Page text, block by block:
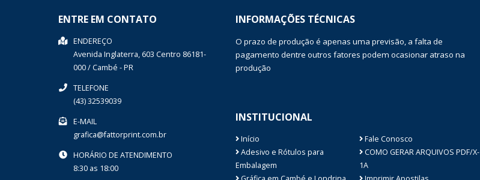
ENTRE EM CONTATO
ENDEREÇO
Avenida Inglaterra, 603 Centro 86181-
000/Cambé - PR
TELEFONE
(43) 32539039
E-MAIL
grafica@fattorprint.com.br
HORÁRIO DE ATENDIMENTO
8:30 as 18:00
INFORMAÇÕES TÉCNICAS
O prazo de produção é apenas uma previsão, a falta de
pagamento dentre outros fatores podem ocasionar atraso na
produção
INSTITUCIONAL
Início
Fale Conosco
Adesivo e Rótulos para
Embalagem
COMO GERAR ARQUIVOS PDF/X-
1A